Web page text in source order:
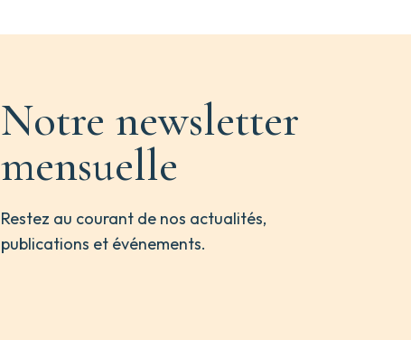
Notre newsletter
mensuelle
Restez au courant de nos actualités,
publications et événements.